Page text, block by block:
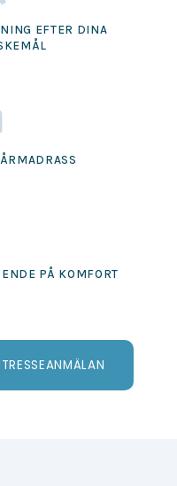
EFTER DINA
PÅ KOMFORT